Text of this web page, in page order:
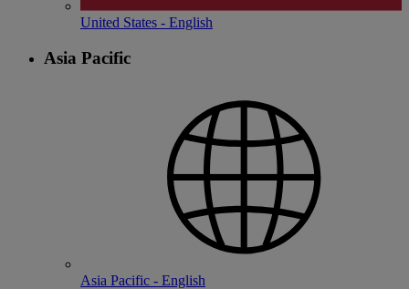
United States - English
Asia Pacific
Asia Pacific - English